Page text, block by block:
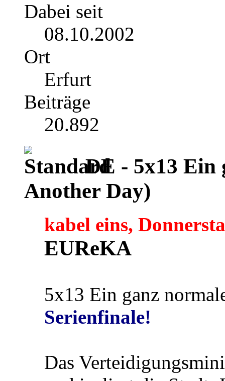
Dabei seit
08.10.2002
Ort
Erfurt
Beiträge
20.892
DE - 5x13 Ein
Another Day)
kabel eins,
EUReKA
5x13 Ein ganz
Serienfinale!
Das